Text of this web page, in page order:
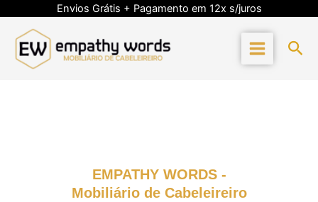
Envios Grátis + Pagamento em 12x s/juros
content
EMPATHY WORDS -
Mobiliário de Cabeleireiro